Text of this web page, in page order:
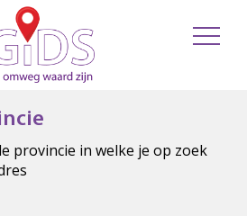
provincie in welke je op zoek